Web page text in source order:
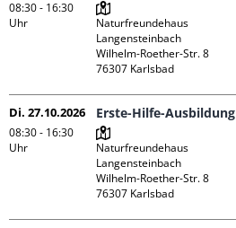
08:30 - 16:30
Uhr
Naturfreundehaus
Langensteinbach
Wilhelm-Roether-Str. 8
Di. 27.10.2026
08:30 - 16:30
Uhr
Erste-Hilfe-Ausbildung
Naturfreundehaus
Langensteinbach
Wilhelm-Roether-Str. 8